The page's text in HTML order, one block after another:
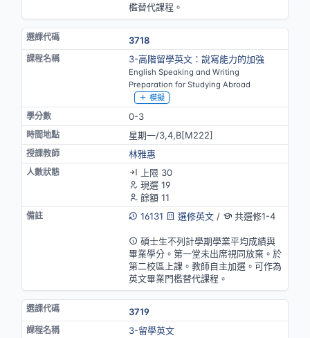
檻替代課程。
3718
3-高階留學英文：說寫能力的加強
English Speaking and Writing
Preparation for Studying Abroad
模擬
0-3
星期一/3,4,B[M222]
林雅惠
上限 30
現選 19
餘額 11
16131
選修英文/ 共選修1-4
碩士生不列計學期學業平均成績與
畢業學分。第一堂未出席視同放棄。於
第二校區上課。教師自主加選。可作為
英文畢業門檻替代課程。
3719
3-留學英文